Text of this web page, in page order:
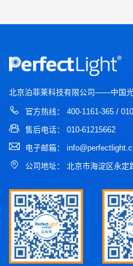
北京泊菲莱科技有限公司——中国
官方热线： 400-1161-365 /
售后电话： 010-61215662
电子邮箱：
公司地址： 北京市海淀区永定